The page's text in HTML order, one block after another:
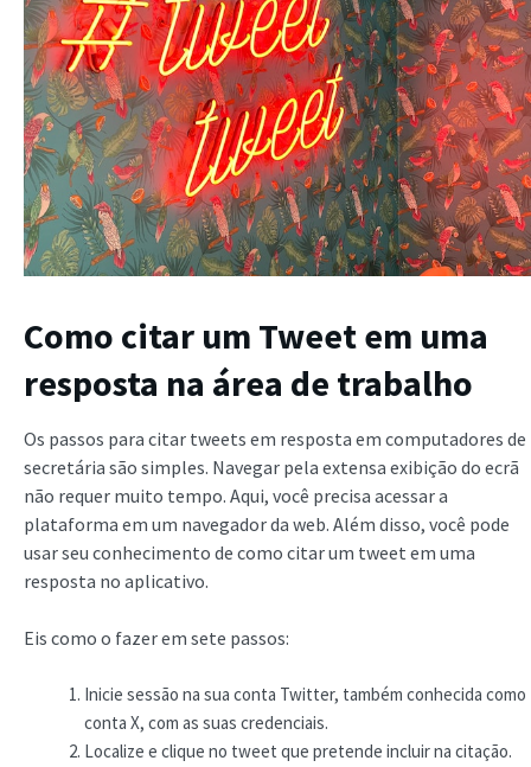
Como citar um Tweet em uma
resposta na área de trabalho
Os passos para citar tweets em resposta em computadores de
secretária são simples. Navegar pela extensa exibição do ecrã
não requer muito tempo. Aqui, você precisa acessar a
plataforma em um navegador da web. Além disso, você pode
usar seu conhecimento de como citar um tweet em uma
resposta no aplicativo.
Eis como o fazer em sete passos:
Inicie sessão na sua conta Twitter, também conhecida como
conta X, com as suas credenciais.
Localize e clique no tweet que pretende incluir na citação.